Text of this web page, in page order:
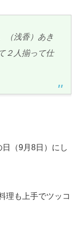
（浅香）あき
２人揃って仕
（9月8日）にし
理も上手でツッコ